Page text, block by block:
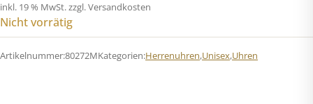
inkl. 19 % MwSt.zzgl. Versandkosten
Nicht vorrätig
Artikelnummer:80272MKategorien:Herrenuhren,Unisex,Uhren